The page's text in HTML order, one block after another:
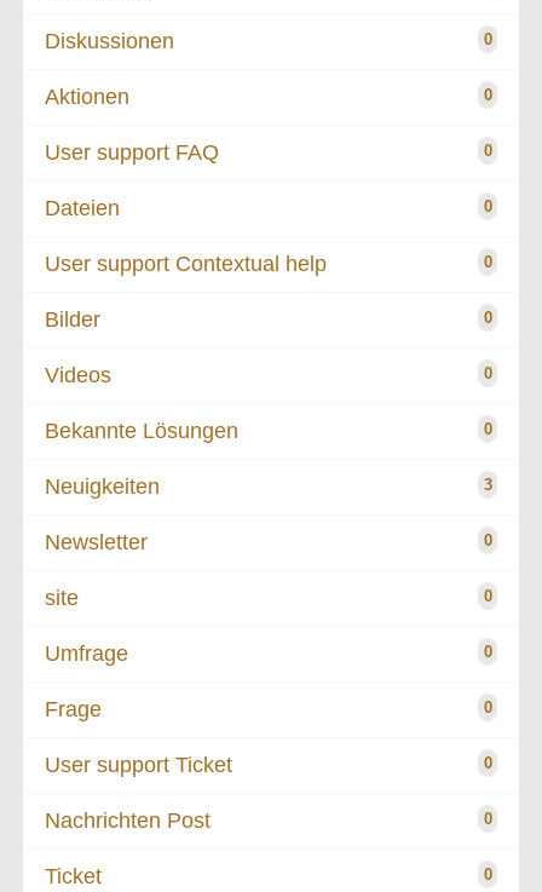
Diskussionen 0
Aktionen 0
User support FAQ 0
Dateien 0
User support Contextual help 0
Bilder 0
Videos 0
Bekannte Lösungen 0
Neuigkeiten 3
Newsletter 0
site 0
Umfrage 0
Frage 0
User support Ticket 0
Nachrichten Post 0
Ticket 0